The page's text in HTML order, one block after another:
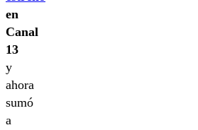
en
Canal
13
y
ahora
sumó
a